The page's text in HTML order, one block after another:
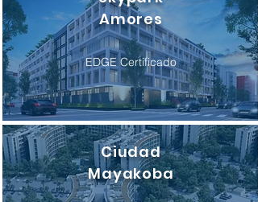
Amores
EDGE Certificado
Ciudad
Mayakoba